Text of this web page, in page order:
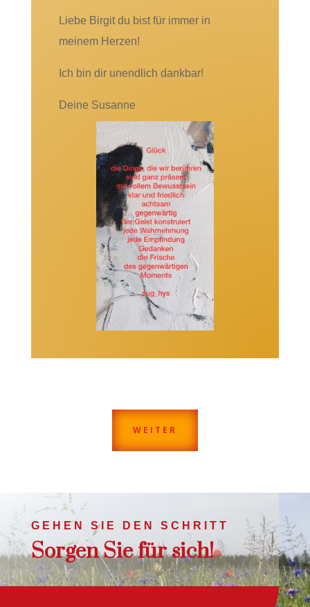
Liebe Birgit du bist für immer in
meinem Herzen!
Ich bin dir unendlich dankbar!
Deine Susanne
WEITER
GEHEN SIE DEN SCHRITT
Sorgen Sie für sich!